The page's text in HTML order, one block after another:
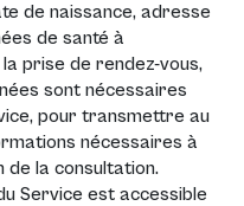
de naissance, adresse
de santé à
prise de rendez-vous,
sont nécessaires
pour transmettre au
nécessaires à
de la consultation.
Service est accessible